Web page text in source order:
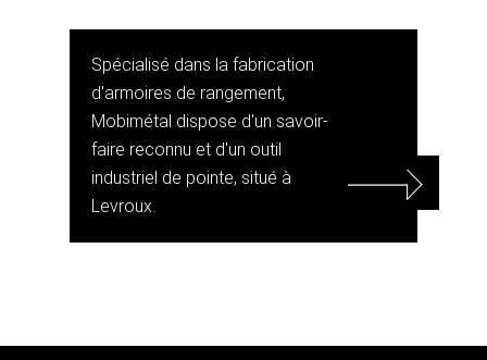
Spécialisé dans la fabrication
d'armoires de rangement,
Mobimétal dispose d'un savoir-
faire reconnu et d'un outil
industriel de pointe, situé à
Levroux.